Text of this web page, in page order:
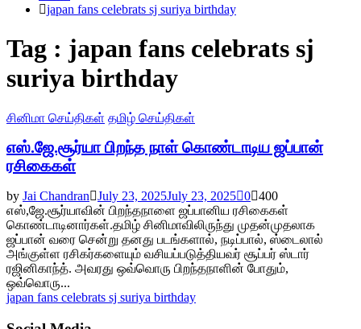
japan fans celebrats sj suriya birthday
Tag : japan fans celebrats sj
suriya birthday
சினிமா செய்திகள் தமிழ் செய்திகள்
எஸ்.ஜே.சூர்யா பிறந்த நாள் கொண்டாடிய ஜப்பான்
ரசிகைகள்
by Jai Chandran July 23, 2025July 23, 2025 0 400
எஸ்,ஜே.சூர்யாவின் பிறந்தநாளை ஜப்பானிய ரசிகைகள்
கொண்டாடினார்கள்.தமிழ் சினிமாவிலிருந்து முதன்முதலாக
ஜப்பான் வரை சென்று தனது படங்களால், நடிப்பால், ஸ்டைலால்
அங்குள்ள ரசிகர்களையும் வசியப்படுத்தியவர் சூப்பர் ஸ்டார்
ரஜினிகாந்த். அவரது ஒவ்வொரு பிறந்தநாளின் போதும்,
ஒவ்வொரு...
japan fans celebrats sj suriya birthday